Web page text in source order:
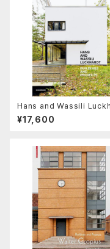
Hans and Wassili
t : Buildings and
¥17,600